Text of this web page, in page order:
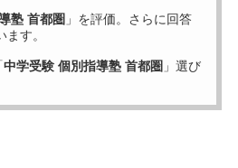
塾 首都圏 」を評価。さらに回答
す。
中学受験 個別指導塾 首都圏 」選び